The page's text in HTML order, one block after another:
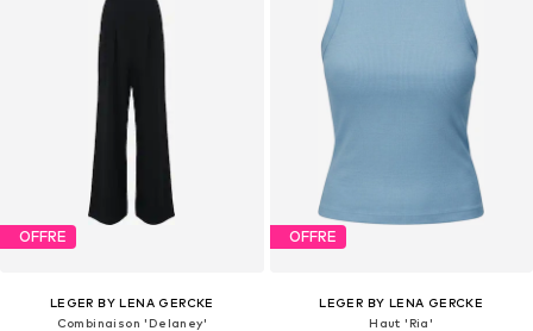
OFFRE
LEGER BY LENA GERCKE
Combinaison 'Delaney'
OFFRE
LEGER BY LENA GERCKE
Haut 'Ria'